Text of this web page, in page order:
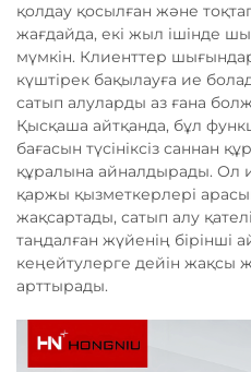
қолдау қосылған және
жағдайда, екі жыл ішінде
мүмкін. Клиенттер
күштірек бақылауға ие
сатып алуларды аз ғана
Қысқаша айтқанда, бұл
бағасын түсініксіз саннан
құралына айналдырады. Ол
қаржы қызметкерлері
жақсартады, сатып алу
таңдалған жүйенің бірінші
кеңейтулерге дейін жақсы
арттырады.